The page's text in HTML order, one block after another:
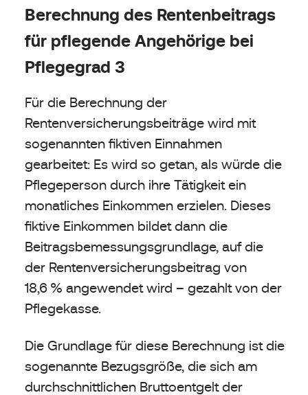
Berechnung des Rentenbeitrags
für pflegende Angehörige bei
Pflegegrad 3
Für die Berechnung der
Rentenversicherungsbeiträge wird mit
sogenannten fiktiven Einnahmen
gearbeitet: Es wird so getan, als würde die
Pflegeperson durch ihre Tätigkeit ein
monatliches Einkommen erzielen. Dieses
fiktive Einkommen bildet dann die
Beitragsbemessungsgrundlage, auf die
der Rentenversicherungsbeitrag von
18,6 % angewendet wird – gezahlt von der
Pflegekasse.
Die Grundlage für diese Berechnung ist die
sogenannte Bezugsgröße, die sich am
durchschnittlichen Bruttoentgelt der